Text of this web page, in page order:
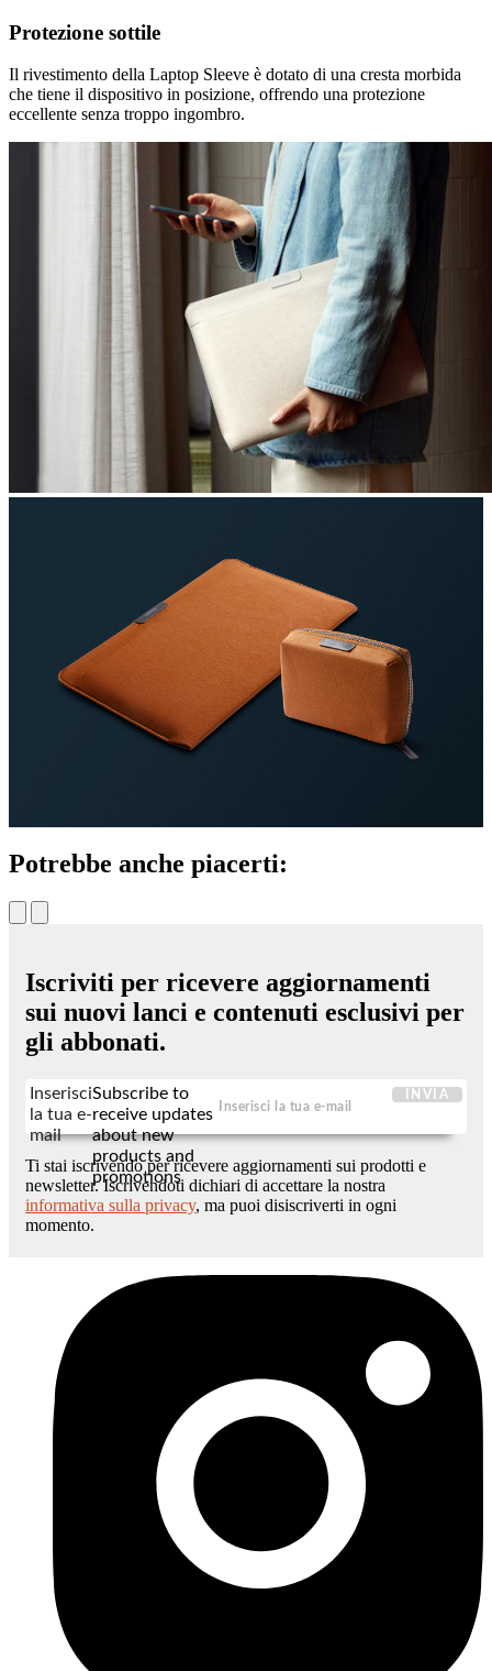
Protezione sottile
Il rivestimento della Laptop Sleeve è dotato di una cresta morbida
che tiene il dispositivo in posizione, offrendo una protezione
eccellente senza troppo ingombro.
Potrebbe anche piacerti:
Iscriviti per ricevere aggiornamenti
sui nuovi lanci e contenuti esclusivi per
gli abbonati.
Inserisci
la tua e-
mail
Subscribe to
receive updates
about new
products and
promotions
INVIA
Ti stai iscrivendo per ricevere aggiornamenti sui prodotti e
newsletter. Iscrivendoti dichiari di accettare la nostra
informativa sulla privacy, ma puoi disiscriverti in ogni
momento.